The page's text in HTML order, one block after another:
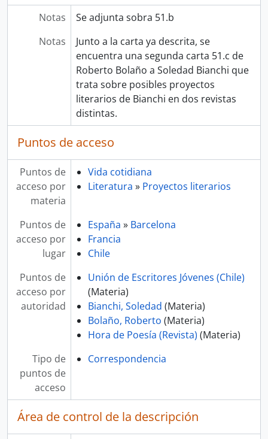
Notas
Se adjunta sobra 51.b
Notas
Junto a la carta ya descrita, se
encuentra una segunda carta 51.c de
Roberto Bolaño a Soledad Bianchi que
trata sobre posibles proyectos
literarios de Bianchi en dos revistas
distintas.
Puntos de acceso
Puntos de
acceso por
materia
Vida cotidiana
Literatura » Proyectos literarios
Puntos de
acceso por
lugar
España » Barcelona
Francia
Chile
Puntos de
acceso por
autoridad
Unión de Escritores Jóvenes (Chile)
(Materia)
Bianchi, Soledad (Materia)
Bolaño, Roberto (Materia)
Hora de Poesía (Revista) (Materia)
Tipo de
puntos de
acceso
Correspondencia
Área de control de la descripción